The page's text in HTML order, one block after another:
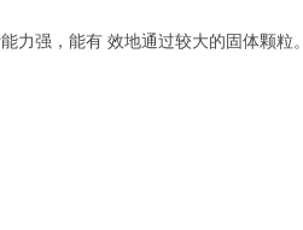
力强，能有 效地通过较大的固体颗粒。